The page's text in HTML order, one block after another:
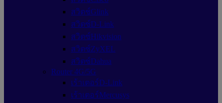
สวิตช์Glink
สวิตซ์D-Link
สวิตซ์Hikvision
สวิตซ์ZyXEL
สวิตซ์Dahua
Router 4G/5G
เร้าเตอร์D-Link
เร้าเตอร์Mercusys